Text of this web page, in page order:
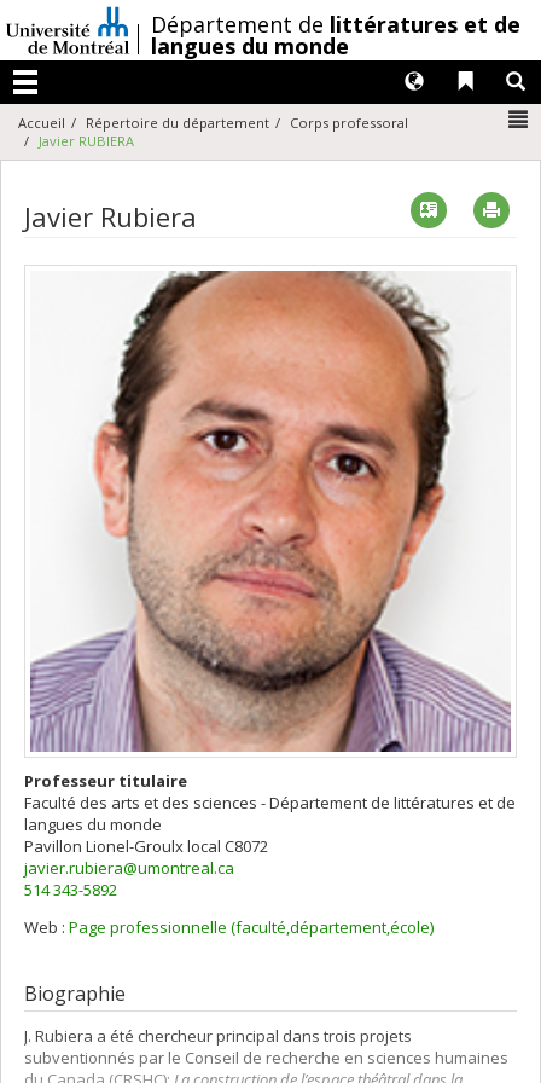
au
contenu
/Département de littératures et de
langues du monde
Menu
Liens
Langues
Accueil Répertoire du département
Corps professoral
Javier RUBIERA
Javier Rubiera Vcard
Professeur titulaire
Faculté des arts et des sciences - Département de littératures et de
langues du monde
Pavillon Lionel-Groulxlocal C8072
javier.rubiera@umontreal.ca
514 343-5892
Web : Page professionnelle (faculté,département,école)
Biographie
J. Rubiera a été chercheur principal dans trois projets
subventionnés par le Conseil de recherche en sciences humaines